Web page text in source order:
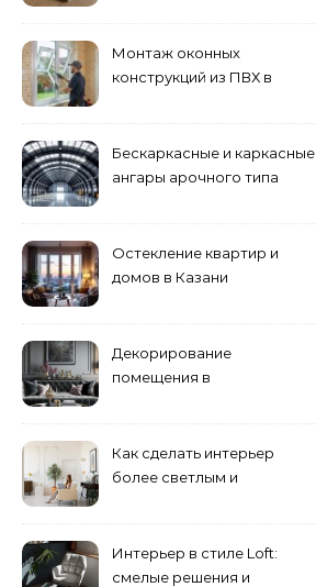
Монтаж оконных
конструкций из ПВХ в
Бескаркасные и каркасные
ангары арочного типа
Остекление квартир и
домов в Казани
Декорирование
помещения в
направлений для создания
уникального комплекса
Как сделать интерьер
более светлым и
помещения
Интерьер в стиле Loft:
смелые решения и